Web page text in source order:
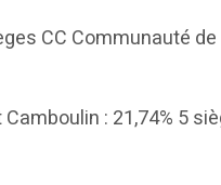
CC Communauté
: 21,74% 5